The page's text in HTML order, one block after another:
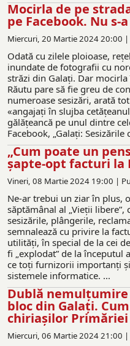
Mocirla de pe
pe Facebook. Nu
Miercuri, 20 Martie 2024 20:00 |
Odată cu zilele ploioase,
inundate de fotografii cu
străzi din Galați. Dar
Răutu pare să fie greu de
numeroase sesizări, arată
«angajați în slujba
gălățeancă pe unul dintre
Facebook, „Galați: Sesizările
„Cum poate un
șapte-opt facturi la
Vineri, 08 Martie 2024 19:00 |
Ne-ar trebui un ziar în plus,
săptămânal al „Vieții
sesizările, plângerile,
semnalează cu privire la
utilități, în special de la cei
fi „explodat” de la începutul
ce toți furnizorii importanți
sistemele informatice. ...
Dublă
bloc din Galați.
chiriaşilor Primăriei
Miercuri, 06 Martie 2024 21:00 |